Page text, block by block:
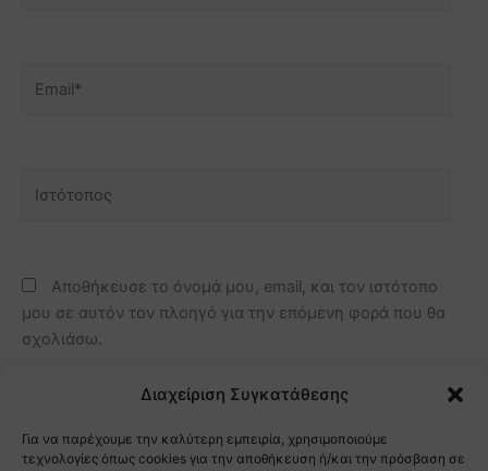
Διαχείριση Συγκατάθεσης
Για να παρέχουμε την καλύτερη εμπειρία, χρησιμοποιούμε
τεχνολογίες όπως cookies για την αποθήκευση ή/και την πρόσβαση σε
Αποθήκευσε το όνομά μου, email, και τον ιστότοπο
μου σε αυτόν τον πλοηγό για την επόμενη φορά που θα
σχολιάσω.